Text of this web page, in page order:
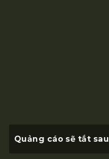
Quảng cáo sẽ tắt sau